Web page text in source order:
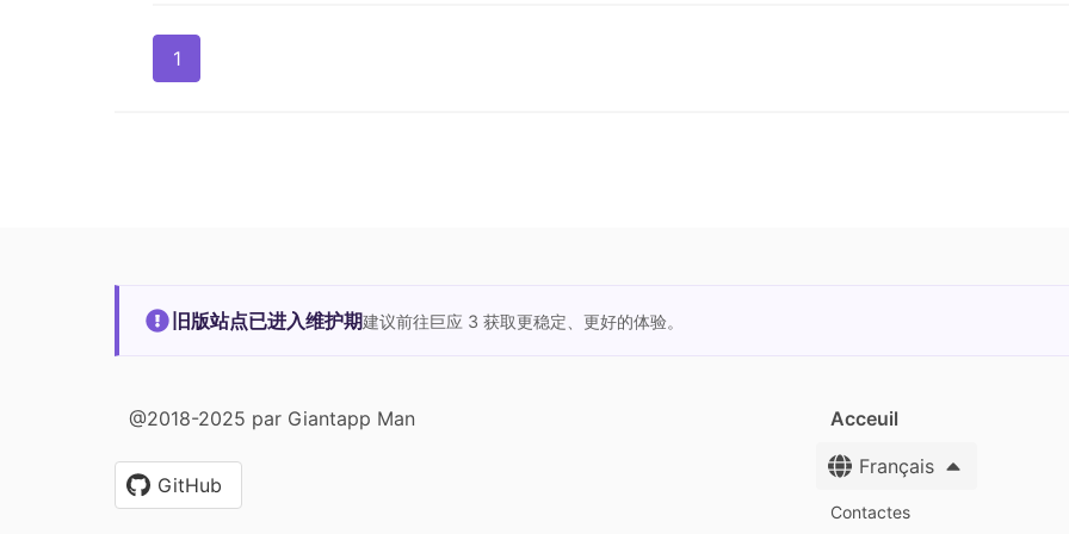
1
旧版站点已进入维护期建议前往巨应 3 获取更稳定、更好的体验。
@2018-2025 par Giantapp Man
GitHub
Acceuil
Français
Contactes